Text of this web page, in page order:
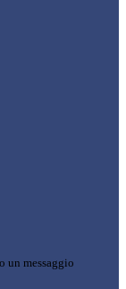
un messaggio